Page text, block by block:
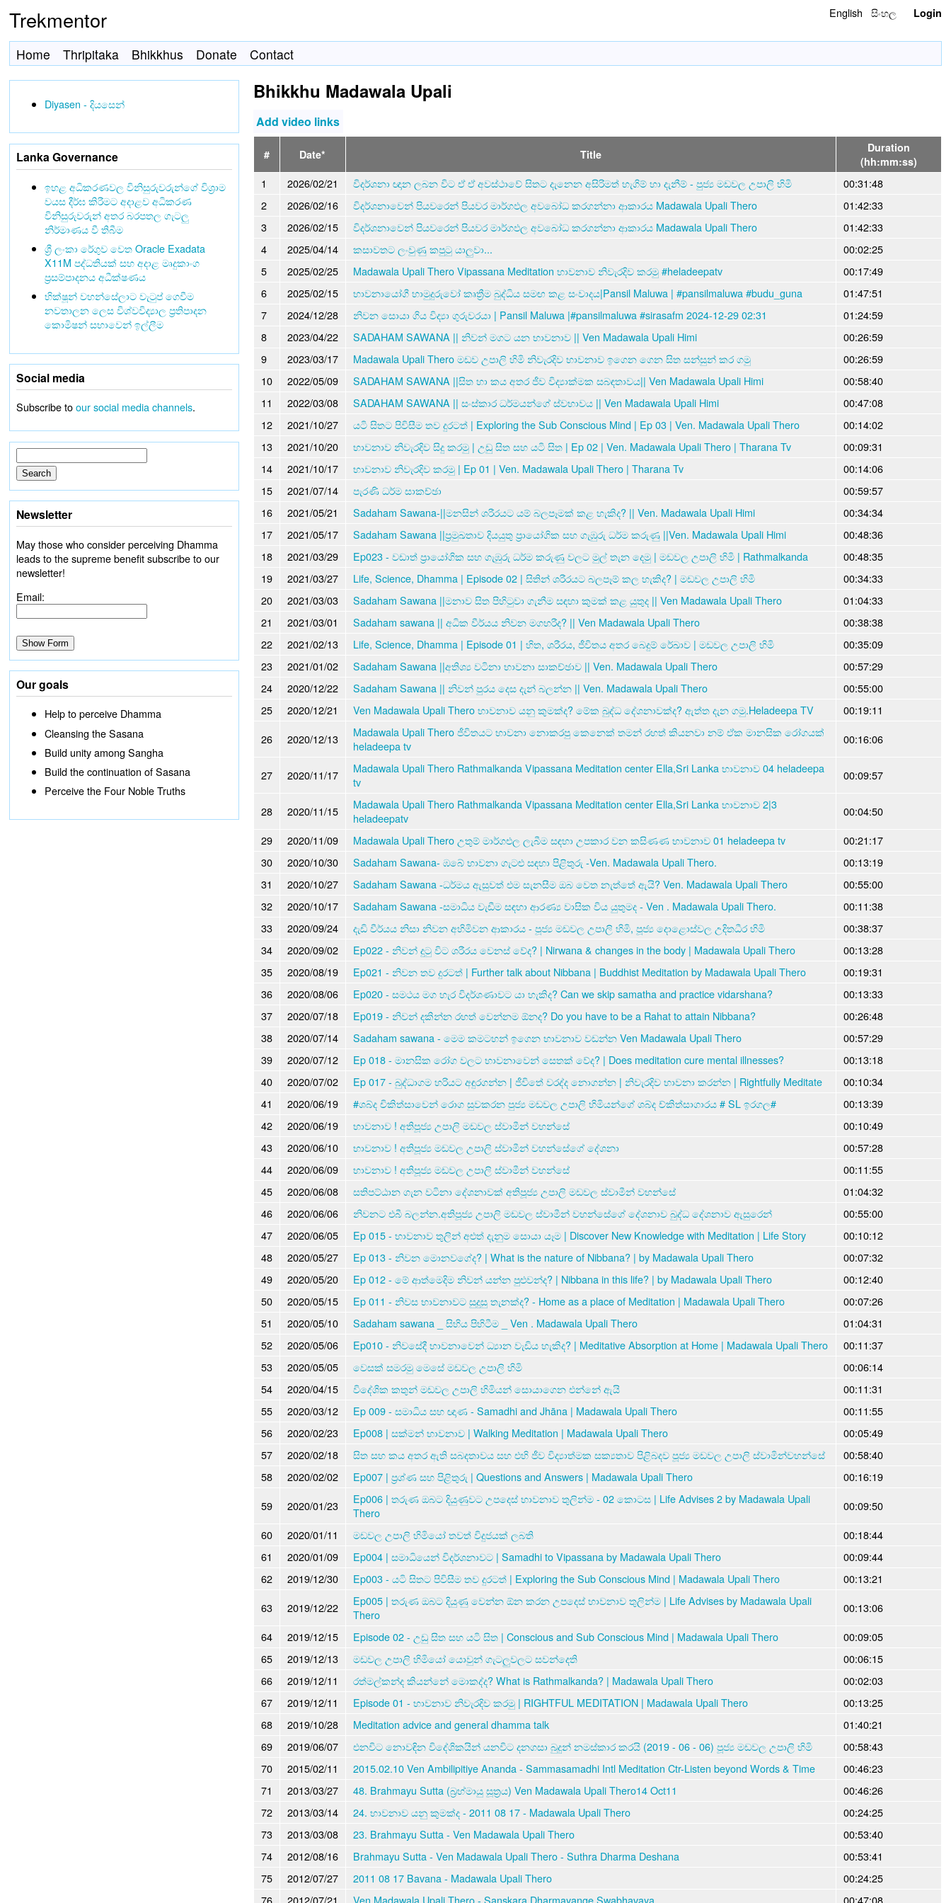
Trekmentor English සිංහල Login
Home Thripitaka Bhikkhus Donate Contact
Bhikkhu Madawala Upali
Add video links
# Date* Title
Duration
(hh:mm:ss)
1 2026/02/21 විදර්ශනා ඥාන ලබන විට ඒ ඒ අවස්ථාවේ සිතට දැනෙන අසිරිමත් හැගිම් හා දැනීම් - පුජ්‍ය මඩවල උපාලි හිමි
00:31:48
2
2026/02/16 විදර්ශනාවෙන් පියවරෙන් පියවර මාර්ගඵල අවබෝධ කරගන්නා ආකාරය Madawala Upali Thero
01:42:33
3
2026/02/15 විදර්ශනාවෙන් පියවරෙන් පියවර මාර්ගඵල අවබෝධ කරගන්නා ආකාරය Madawala Upali Thero
01:42:33
4
2025/04/14 කසාවතට ලංවුණු කපුටු යාලුවා...
00:02:25
5
2025/02/25 Madawala Upali Thero Vipassana Meditation භාවනාව නිවැරදිව කරමු #heladeepatv
00:17:49
6
2025/02/15 භාවනායෝගී හාමුදුරුවෝ කෘත්‍රීම බුද්ධිය සමඟ කළ සංවාදය|Pansil Maluwa | #pansilmaluwa #budu_guna
01:47:51
7
2024/12/28 නිවන සොයා ගිය විද්‍යා ගුරුවරයා | Pansil Maluwa |#pansilmaluwa #sirasafm 2024-12-29 02:31
01:24:59
8
2023/04/22 SADAHAM SAWANA || නිවන් මගට යන භාවනාව || Ven Madawala Upali Himi
00:26:59
9
2023/03/17 Madawala Upali Thero මඩව උපාලි හිමි නිවැරදිව භාවනාව ඉගෙන ගෙන සිත සන්සුන් කර ගමු
00:26:59
10
2022/05/09 SADAHAM SAWANA ||සිත හා කය අතර ජීව විද්‍යාක්මක සබඳතාවය|| Ven Madawala Upali Himi
00:58:40
11
2022/03/08 SADAHAM SAWANA || සංස්කාර ධර්මයන්ගේ ස්වභාවය || Ven Madawala Upali Himi
00:47:08
12
2021/10/27 යටි සිතට පිවිසීම තව දුරටත් | Exploring the Sub Conscious Mind | Ep 03 | Ven. Madawala Upali Thero
00:14:02
13
2021/10/20 භාවනාව නිවැරදිව සිදු කරමු | උඩු සිත සහ යටි සිත | Ep 02 | Ven. Madawala Upali Thero | Tharana Tv
00:09:31
14
2021/10/17 භාවනාව නිවැරදිව කරමු | Ep 01 | Ven. Madawala Upali Thero | Tharana Tv
00:14:06
15
2021/07/14 පැරණි ධර්ම සාකච්ඡා
00:59:57
16
2021/05/21 Sadaham Sawana-||මනසින් ශරීරයට යම් බලපෑමක් කළ හැකිද? || Ven. Madawala Upali Himi
00:34:34
17
2021/05/17 Sadaham Sawana ||ප්‍රමුඛතාව දියයුතු ප්‍රායෝගික සහ ගැඹුරු ධර්ම කරුණු ||Ven. Madawala Upali Himi
00:48:36
18
2021/03/29 Ep023 - වඩාත් ප්‍රායෝගික සහ ගැඹුරු ධර්ම කරුණු වලට මුල් තැන දෙමු | මඩවල උපාලි හිමි | Rathmalkanda
00:48:35
19
2021/03/27 Life, Science, Dhamma | Episode 02 | සිතින් ශරීරයට බලපෑම් කල හැකිද? | මඩවල උපාලි හිමි
00:34:33
20
2021/03/03 Sadaham Sawana ||මනාව සිත පිහිටුවා ගැනීම සඳහා කුමක් කළ යුතුද || Ven Madawala Upali Thero
01:04:33
21
2021/03/01 Sadaham sawana || අධික වීර්යය නිවන මගහරීද? || Ven Madawala Upali Thero
00:38:38
22
2021/02/13 Life, Science, Dhamma | Episode 01 | හිත, ශරීරය, ජීවිතය අතර බෙදුම් රේඛාව | මඩවල උපාලි හිමි
00:35:09
23
2021/01/02 Sadaham Sawana ||අතිශ්‍ය වටිනා භාවනා සාකච්ඡාව || Ven. Madawala Upali Thero
00:57:29
24
2020/12/22 Sadaham Sawana || නිවන් පුරය දෙස දැන් බලන්න || Ven. Madawala Upali Thero
00:55:00
25
2020/12/21 Ven Madawala Upali Thero භාවනාව යනු කුමක්ද? මේක බුද්ධ දේශනාවක්ද? ඇත්ත දැන ගමු.Heladeepa TV
00:19:11
26
2020/12/13
Madawala Upali Thero ජීවිතයට භාවනා නොකරපු කෙනෙක් තමන් රහත් කියනවා නම් ඒක මානසික රෝගයක්
heladeepa tv
00:16:06
27 2020/11/17
Madawala Upali Thero Rathmalkanda Vipassana Meditation center Ella,Sri Lanka භාවනාව 04 heladeepa
tv
00:09:57
28 2020/11/15
Madawala Upali Thero Rathmalkanda Vipassana Meditation center Ella,Sri Lanka භාවනාව 2|3
heladeepatv
00:04:50
29
2020/11/09 Madawala Upali Thero උතුම් මාර්ගඑල ලැබීම සඳහා උපකාර වන කසිණණ භාවනාව 01 heladeepa tv
00:21:17
30
2020/10/30 Sadaham Sawana- ඹබේ භාවනා ගැටළු සඳහා පිළිතුරු -Ven. Madawala Upali Thero.
00:13:19
31
2020/10/27 Sadaham Sawana -ධර්මය ඇසුවත් එම සැනසීම ඔබ වෙත නැත්තේ ඇයි? Ven. Madawala Upali Thero
00:55:00
32
2020/10/17 Sadaham Sawana -සමාධිය වැඩීම සඳහා ආරණ්‍ය වාසික විය යුතුමද - Ven . Madawala Upali Thero.
00:11:38
33
2020/09/24 දැඩි වීර්යය නිසා නිවන අහිමිවන ආකාරය - පූජ්‍ය මඩවල උපාලි හිමි, පූජ්‍ය දොළොස්වල උදිතධීර හිමි
00:38:37
34
2020/09/02 Ep022 - නිවන් දුටු විට ශරීරය වෙනස් වේද? | Nirwana & changes in the body | Madawala Upali Thero
00:13:28
35
2020/08/19 Ep021 - නිවන තව දුරටත් | Further talk about Nibbana | Buddhist Meditation by Madawala Upali Thero
00:19:31
36
2020/08/06 Ep020 - සමථය මග හැර විදර්ශණාවට යා හැකිද? Can we skip samatha and practice vidarshana?
00:13:33
37
2020/07/18 Ep019 - නිවන් දකින්න රහත් වෙන්නම ඕනද? Do you have to be a Rahat to attain Nibbana?
00:26:48
38
2020/07/14 Sadaham sawana - මෙම කමටහන් ඉගෙන භාවනාව වඩන්න Ven Madawala Upali Thero
00:57:29
39
2020/07/12 Ep 018 - මානසික රෝග වලට භාවනාවෙන් සෙතක් වේද? | Does meditation cure mental illnesses?
00:13:18
40
2020/07/02 Ep 017 - බුද්ධාගම හරියට අඳුරගන්න | ජීවිතේ වරද්ද නොගන්න | නිවැරදිව භාවනා කරන්න | Rightfully Meditate
00:10:34
41
2020/06/19 #ශබ්ද චිකිත්සාවෙන් රොග සුවකරන පුජ්‍ය මඩවල උපාලි හිමියන්ගේ ශබ්ද ච්කිත්සාගාරය # SL ඉරගල#
00:13:39
42
2020/06/19 භාවනාව ! අතිපූජ්‍ය උපාලි මඩවල ස්වාමීන් වහන්සේ
00:10:49
43
2020/06/10 භාවනාව ! අතිපූජ්‍ය මඩවල උපාලි ස්වාමීන් වහන්සේගේ දේශනා
00:57:28
44
2020/06/09 භාවනාව ! අතිපූජ්‍ය මඩවල උපාලි ස්වාමීන් වහන්සේ
00:11:55
45
2020/06/08 සතිපට්ඨාන ගැන වටිනා දේශනාවක් අතිපූජ්‍ය උපාලි මඩවල ස්වාමීන් වහන්සේ
01:04:32
46
2020/06/06 නිවනට එබී බලන්න.අතිපූජ්‍ය උපාලි මඩවල ස්වාමීන් වහන්සේගේ දේශනාව බුද්ධ දේශනාව ඇසුරෙන්
00:55:00
47
2020/06/05 Ep 015 - භාවනාව තුලින් අළුත් දැනුම සොයා යෑම | Discover New Knowledge with Meditation | Life Story
00:10:12
48
2020/05/27 Ep 013 - නිවන මොනවගේද? | What is the nature of Nibbana? | by Madawala Upali Thero
00:07:32
49
2020/05/20 Ep 012 - මේ ආත්මෙදිම නිවන් යන්න පුළුවන්ද? | Nibbana in this life? | by Madawala Upali Thero
00:12:40
50
2020/05/15 Ep 011 - නිවස භාවනාවට සුදුසු තැනක්ද? - Home as a place of Meditation | Madawala Upali Thero
00:07:26
51
2020/05/10 Sadaham sawana _ සිහිය පිහිටීම _ Ven . Madawala Upali Thero
01:04:31
52
2020/05/06 Ep010 - නිවසේදී භාවනාවෙන් ධ්‍යාන වැඩිය හැකිද? | Meditative Absorption at Home | Madawala Upali Thero
00:11:37
53
2020/05/05 වෙසක් සමරමු මෙසේ මඩවල උපාලි හිමි
00:06:14
54
2020/04/15 විදේශික කතුන් මඩවල උපාලි හිමියන් සොයාගෙන එන්නේ ඇයි
00:11:31
55
2020/03/12 Ep 009 - සමාධිය සහ ඥාණ - Samadhi and Jhāna | Madawala Upali Thero
00:11:55
56
2020/02/23 Ep008 | සක්මන් භාවනාව | Walking Meditation | Madawala Upali Thero
00:05:49
57
2020/02/18 සිත සහ කය අතර ඇති සබදතාවය සහ එහි ජීව විද්‍යාත්මක සක්‍යතාව පිළිබදව පූජ්‍ය මඩවල උපාලි ස්වාමින්වහන්සේ
00:58:40
58
2020/02/02 Ep007 | ප්‍රශ්ණ සහ පිළිතුරු | Questions and Answers | Madawala Upali Thero
00:16:19
59
2020/01/23
Ep006 | තරුණ ඔබට දියුණුවට උපදෙස් භාවනාව තුලින්ම - 02 කොටස | Life Advises 2 by Madawala Upali
Thero
00:09:50
60
2020/01/11 මඩවල උපාලි හිමියෝ තවත් විදුජයක් ලබති
00:18:44
61
2020/01/09 Ep004 | සමාධියෙන් විදර්ශනාවට | Samadhi to Vipassana by Madawala Upali Thero
00:09:44
62
2019/12/30 Ep003 - යටි සිතට පිවිසීම තව දුරටත් | Exploring the Sub Conscious Mind | Madawala Upali Thero
00:13:21
63
2019/12/22
Ep005 | තරුණ ඔබට දියුණු වෙන්න ඕන කරන උපදෙස් භාවනාව තුලින්ම | Life Advises by Madawala Upali
Thero
00:13:06
64
2019/12/15 Episode 02 - උඩු සිත සහ යටි සිත | ‍Conscious and Sub Conscious Mind | Madawala Upali Thero
00:09:05
65
2019/12/13 මඩවල උපාලි හිමියෝ යොවුන් ගැටලුවලට සවන්දෙති
00:06:15
66
2019/12/11 රත්මල්කන්ද කියන්නේ ‌මොකද්ද? What is Rathmalkanda? | Madawala Upali Thero
00:02:03
67
2019/12/11 Episode 01 - භාවනාව නිවැරදිව කරමු | RIGHTFUL MEDITATION | Madawala Upali Thero
00:13:25
68
2019/10/28 Meditation advice and general dhamma talk
01:40:21
69
2019/06/07 එනවිට නොවඳින විදේශිකයින් යනවිට දනගසා බුදුන් නමස්කාර කරයි (2019 - 06 - 06) පූජ්‍ය මඩවල උපාලි හිමි
00:58:43
70
2015/02/11 2015.02.10 Ven Ambilipitiye Ananda - Sammasamadhi Intl Meditation Ctr-Listen beyond Words & Time
00:46:23
71
2013/03/27 48. Brahmayu Sutta (බ්‍රහ්මායු සූත්‍රය) Ven Madawala Upali Thero14 Oct11
00:46:26
72
2013/03/14 24. භාවනාව යනු කුමක්ද - 2011 08 17 - Madawala Upali Thero
00:24:25
73
2013/03/08 23. Brahmayu Sutta - Ven Madawala Upali Thero
00:53:40
74
2012/08/16 Brahmayu Sutta - Ven Madawala Upali Thero - Suthra Dharma Deshana
00:53:41
75
2012/07/27 2011 08 17 Bavana - Madawala Upali Thero
00:24:25
76
2012/07/21 Ven Madawala Upali Thero - Sanskara Dharmayange Swabhavaya 00:47:08
Diyasen - දියසෙන්
Lanka Governance
ඉහළ අධිකරණවල විනිසුරුවරුන්ගේ විශ්‍රාම
වයස දීර්ඝ කිරීමට අදාළව අධිකරණ
විනිසුරුවරුන් අතර බරපතල ගැටලු
නිර්මාණය වී තිබීම
ශ්‍රී ලංකා රේගුව වෙත Oracle Exadata
X11M පද්ධතියක් සහ අදාළ මෘදුකාංග
ප්‍රසම්පාදනය අධීක්ෂණය
භික්ෂූන් වහන්සේලාට වැටුප් ගෙවීම
නවතාලන ලෙස විශ්වවිද්‍යාල ප්‍රතිපාදන
කොමිෂන් සභාවෙන් ඉල්ලීම
Social media
Subscribe toour social media channels.
Newsletter
May those who consider perceiving Dhamma
leads to the supreme benefit subscribe to our
newsletter!
Email:
Our goals
Help to perceive Dhamma
Cleansing the Sasana
Build unity among Sangha
Build the continuation of Sasana
Perceive the Four Noble Truths